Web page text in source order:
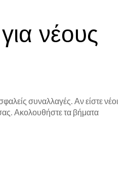
νέους
συναλλαγές. Αν είστε νέοι
Ακολουθήστε τα βήματα